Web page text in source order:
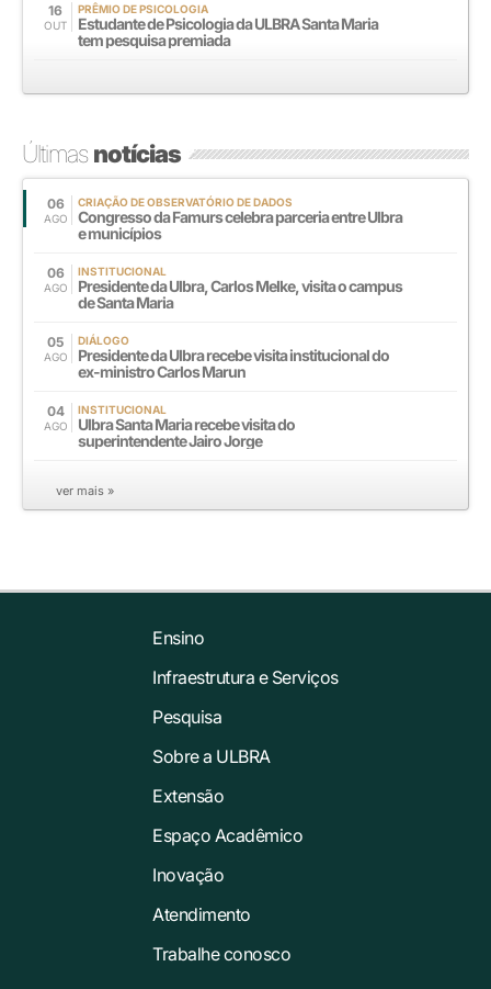
16
OUT
PRÊMIO DE PSICOLOGIA
Estudante de Psicologia da ULBRA Santa Maria
tem pesquisa premiada
Últimasnotícias
06
AGO
CRIAÇÃO DE OBSERVATÓRIO DE DADOS
Congresso da Famurs celebra parceria entre Ulbra
e municípios
06
AGO
INSTITUCIONAL
Presidente da Ulbra, Carlos Melke, visita o campus
de Santa Maria
05
AGO
DIÁLOGO
Presidente da Ulbra recebe visita institucional do
ex-ministro Carlos Marun
04
AGO
INSTITUCIONAL
Ulbra Santa Maria recebe visita do
superintendente Jairo Jorge
ver mais »
Ensino
Infraestrutura e Serviços
Pesquisa
Sobre a ULBRA
Extensão
Espaço Acadêmico
Inovação
Atendimento
Trabalhe conosco